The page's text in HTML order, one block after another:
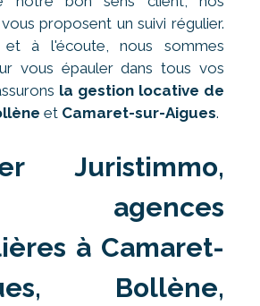
proposent un suivi régulier.
et à l'écoute, nous sommes
vous épauler dans tous vos
la gestion locative de
et Camaret-sur-Aigues.
Juristimmo,
à Camaret-
Bollène,